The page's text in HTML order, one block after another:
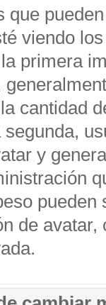
que
viendo
primera
cantidad
y
de